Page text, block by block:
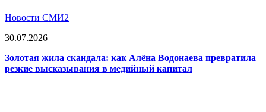
Новости СМИ2
30.07.2026
Золотая жила скандала: как Алёна Водонаева превратила
резкие высказывания в медийный капитал